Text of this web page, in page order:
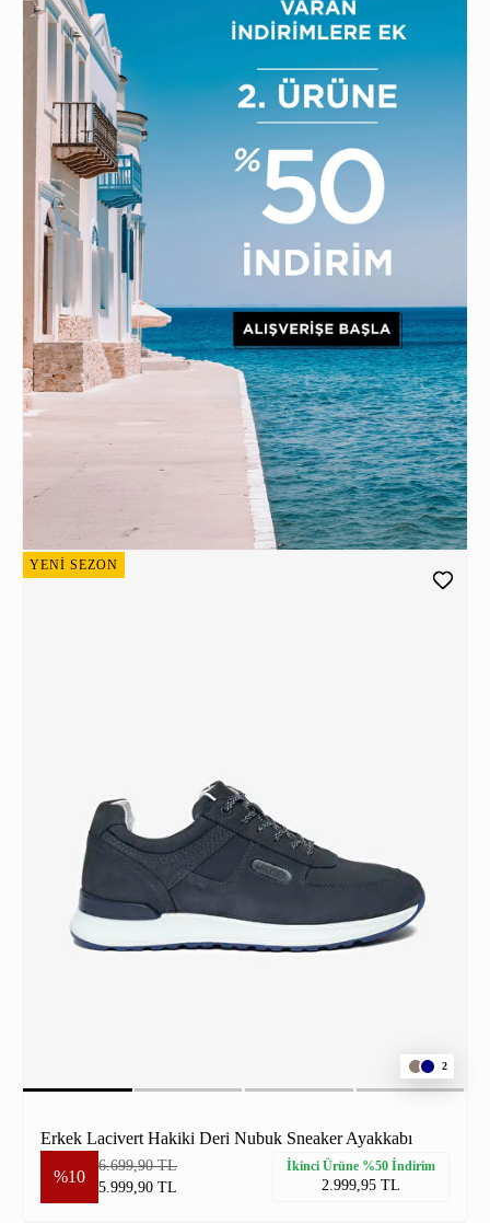
YENİ SEZON
2
Erkek Lacivert Hakiki Deri Nubuk Sneaker Ayakkabı
%10
6.699,90 TL
5.999,90 TL
İkinci Ürüne %50 İndirim
2.999,95 TL